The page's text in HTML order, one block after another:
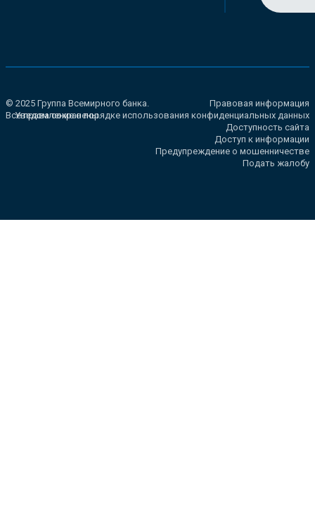
© 2025 Группа Всемирного банка.
Все права сохранены.
Правовая информация
Уведомление о порядке использования конфиденциальных данных
Доступность сайта
Доступ к информации
Предупреждение о мошенничестве
Подать жалобу